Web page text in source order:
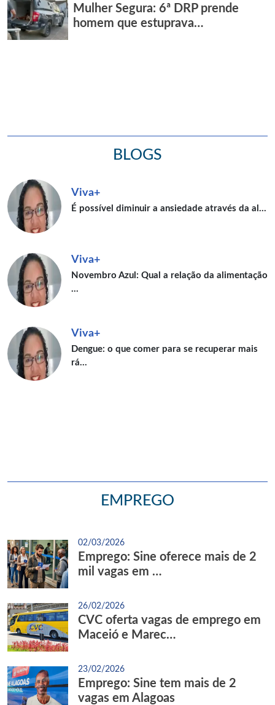
Mulher Segura: 6ª DRP prende
homem que estuprava…
BLOGS
Viva+
É possível diminuir a ansiedade através da al…
Viva+
Novembro Azul: Qual a relação da alimentação
…
Viva+
Dengue: o que comer para se recuperar mais
rá…
EMPREGO
estagiários e…
02/03/2026
Emprego: Sine oferece mais de 2
mil vagas em …
26/02/2026
CVC oferta vagas de emprego em
Maceió e Marec…
23/02/2026
Emprego: Sine tem mais de 2
vagas em Alagoas